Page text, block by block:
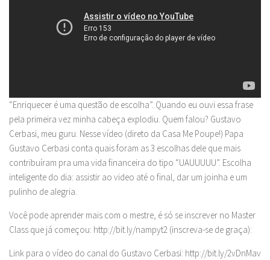
“Enriquecer é uma questão de escolha”. Quando eu ouvi essa frase
pela primeira vez minha cabeça explodiu. Quem falou? Gustavo
Cerbasi, meu guru. Nesse vídeo (direto da Casa Me Poupe!) Papa
Gustavo Cerbasi conta quais foram as 3 escolhas dele que mais
contribuíram pra uma vida financeira do tipo “UAUUUUU”. Escolha
inteligente do dia: assistir ao video até o final, dar um joinha e um
pulinho de alegria.
Você pode aprender mais com o mestre, é só se inscrever no Master
Class que já começou: http://bit.ly/nampyt2 (inscreva-se de graça):
Link para o vídeo do canal do Gustavo Cerbasi: http://bit.ly/2vDnMav